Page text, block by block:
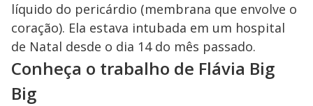
líquido do pericárdio (membrana que envolve o
coração). Ela estava intubada em um hospital
de Natal desde o dia 14 do mês passado.
Conheça o trabalho de Flávia Big
Big